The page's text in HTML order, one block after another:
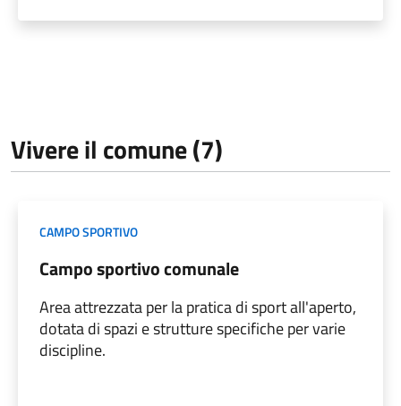
Vivere il comune (7)
CAMPO SPORTIVO
Campo sportivo comunale
Area attrezzata per la pratica di sport all'aperto,
dotata di spazi e strutture specifiche per varie
discipline.